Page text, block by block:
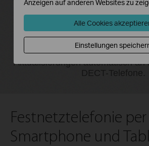
Telefoniefunktionen wie
„Dreierkonferenz“,
machen den Archer VR200v zur
Telefonzentrale. Zudem
Ihre Telefonbuchkontakte
Aktualisierungen automatisch an
DECT-Telefone.
Festnetztelefonie per
Smartphone und
Anzeigen auf anderen Websites zu
Alle Cookies
Einstellungen